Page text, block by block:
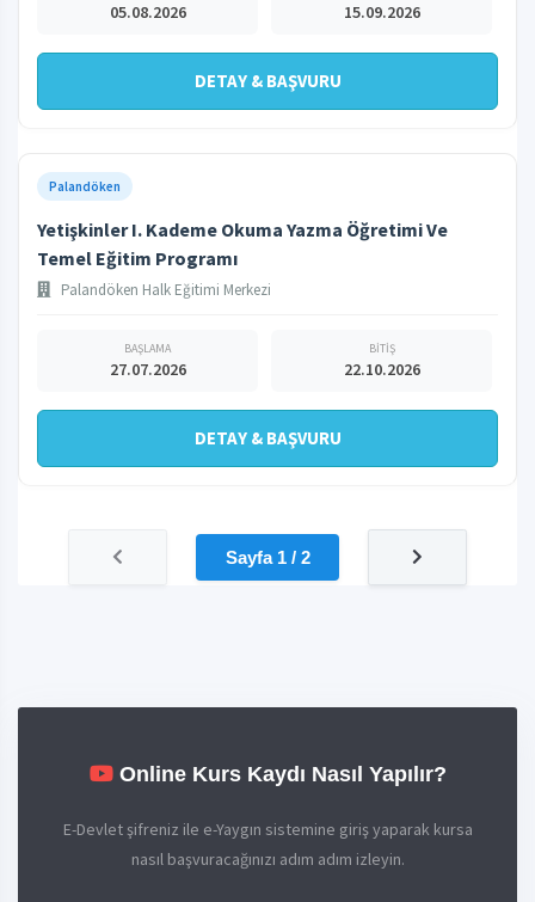
05.08.2026 15.09.2026
DETAY & BAŞVURU
Palandöken
Yetişkinler I. Kademe Okuma Yazma Öğretimi Ve
Temel Eğitim Programı
Palandöken Halk Eğitimi Merkezi
BAŞLAMA
27.07.2026
BİTİŞ
22.10.2026
DETAY & BAŞVURU
Sayfa 1 / 2
Online Kurs Kaydı Nasıl Yapılır?
E-Devlet şifreniz ile e-Yaygın sistemine giriş yaparak kursa
nasıl başvuracağınızı adım adım izleyin.